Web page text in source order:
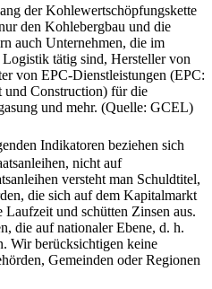
der Kohlewertschöpfungskette
den Kohlebergbau und die
auch Unternehmen, die im
tätig sind, Hersteller von
von EPC-Dienstleistungen (EPC:
und Construction) für die
und mehr. (Quelle: GCEL)
Indikatoren beziehen sich
nicht auf
versteht man Schuldtitel,
die sich auf dem Kapitalmarkt
Laufzeit und schütten Zinsen aus.
die auf nationaler Ebene, d. h.
Wir berücksichtigen keine
Gemeinden oder Regionen